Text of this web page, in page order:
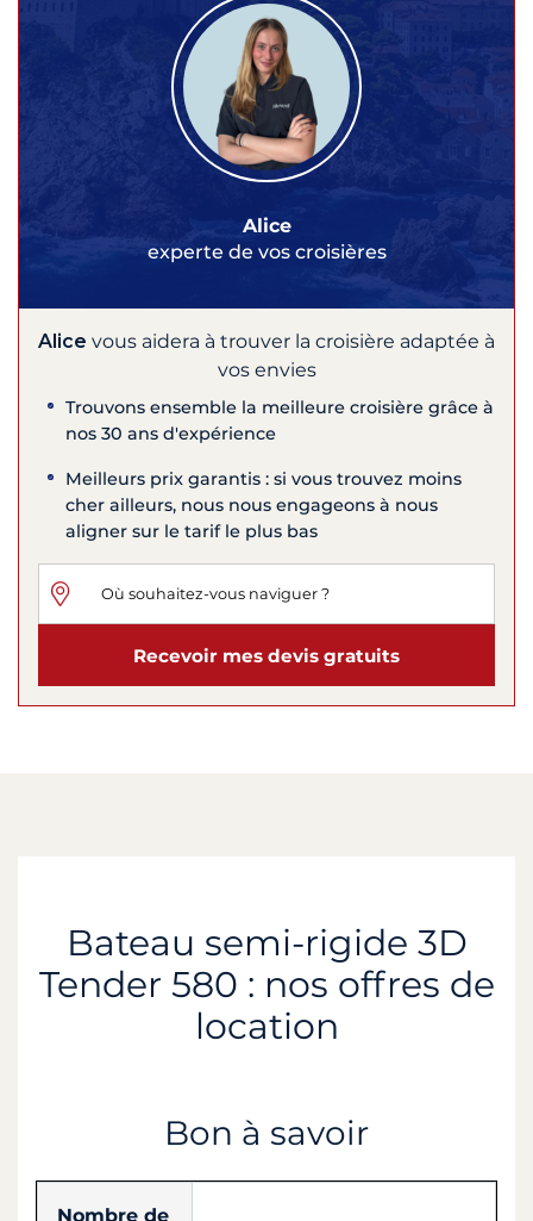
Alice
experte de vos croisières
Alice vous aidera à trouver la croisière adaptée à
vos envies
Trouvons ensemble la meilleure croisière grâce à
nos 30 ans d'expérience
Meilleurs prix garantis : si vous trouvez moins
cher ailleurs, nous nous engageons à nous
aligner sur le tarif le plus bas
Recevoir mes devis gratuits
Bateau semi-rigide 3D
Tender 580 : nos offres de
location
Bon à savoir
Nombre de